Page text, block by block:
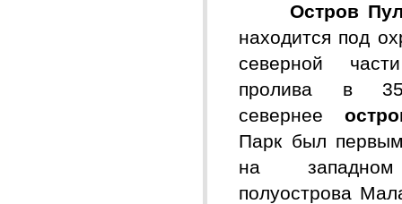
Остров
находится под
северной
пролива в 35
севернее
Парк был
на
полуострова